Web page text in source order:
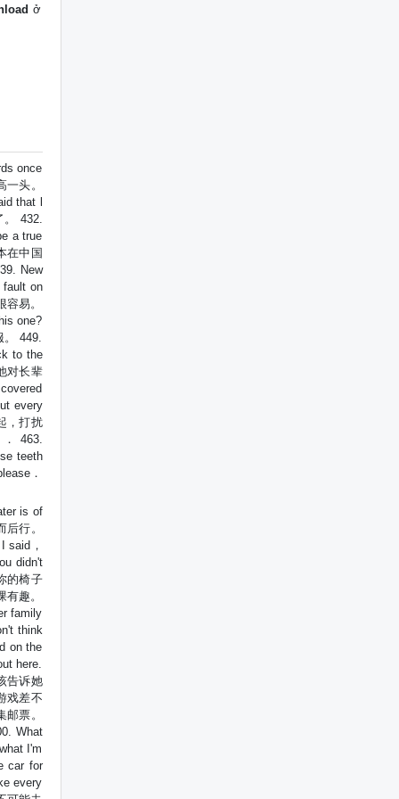
ở
once
头。
that l
。 432.
a true
在中国
New
on
易。
one?
。 449.
to the
对长辈
every
，打扰
463.
teeth
．
is of
行。
said，
didn't
的椅子
趣。
family
think
on the
here.
告诉她
戏差不
票。
What
I'm
car for
every